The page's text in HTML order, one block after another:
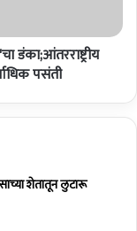
डंका;आंतरराष्ट्रीय
पसंती
शेतातून लुटारू